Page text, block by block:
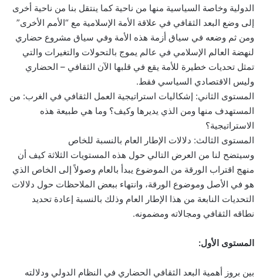
الدولية وخاصة السياسية منها من ناحية كما ينتقل بنا من ناحية أخرى
إلى وضع البعد الثقافي في علاقة الأمة الإسلامية مع “الأمم الأخرى”
ومن ثم وضعه في سياق أزمة هذه الأمة وفي سياق مشروع حضاري
لنهضة العالم الإسلامي في عالم يموج بالتحولات والتغيرات والتي
تمثل تحديات خطيرة للأمة يقع في قلبها الآن الثقافي – الحضاري
وليس الاقتصادي السياسي فقط.
المستوى الثاني: إشكاليات استراتيجية العمل الثقافي في الغرب: من
المستهدف منها ومن الذي يديرها وكيف؟ وما هي طبيعة هذه
الاستراتيجية؟
المستوى الثالث: دلالات الإطار العام بالنسبة للخاص
وسيتضح لنا من العرض التالي حول هذه المستويات الثلاثة كيف أن
منهج اقتراب الورقة من الموضوع يبدأ بالعام وصولاً إلى الخاص الذي
هو في الأصل وموضوع الورقة، وانتهاء ببعض الملاحظات حول دلالات
التحديات النابعة من هذا الإطار العام وذلك بالنسبة إعادة تحديد
نطاقه الثقافي ومجالاته ومضمونه.
المستوى الأول:
بين بروز أهمية البعد الثقافي الحضاري في النظام الدولي ودلالته